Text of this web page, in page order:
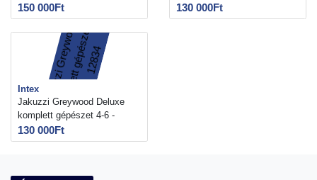
150 000Ft 130 000Ft
Intex
Jakuzzi Greywood Deluxe
komplett gépészet 4-6 -
12834
130 000Ft